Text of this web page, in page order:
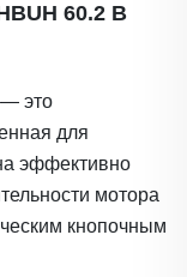
60.2 B
это
для
эффективно
мотора
кнопочным